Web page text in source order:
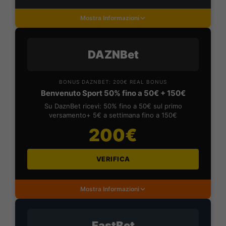
Mostra Informazioni
DAZNBet
BONUS DAZNBET: 200€ REAL BONUS
Benvenuto Sport 50% fino a 50€ + 150€
Su DaznBet ricevi: 50% fino a 50€ sul primo
versamento+ 5€ a settimana fino a 150€
200€
VERIFICA
Mostra Informazioni